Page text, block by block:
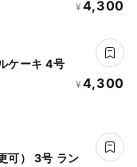
¥ 4,300
ケーキ 4号
¥ 4,300
可） 3号 ラン